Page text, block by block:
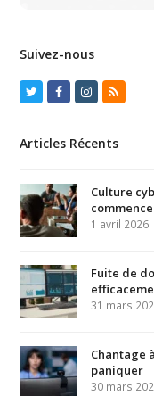
Suivez-nous
TwitterFacebook
Instagram
RSS
Articles Récents
Culture
1 avril 2026
Fuite de
31 mars
Chantage
paniquer
30 mars